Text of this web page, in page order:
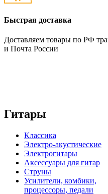
Быстрая доставка
Доставляем товары по РФ
и Почта России
Гитары
Классика
Электро-акустические
Электрогитары
Аксессуары для гитар
Струны
Усилители, комбики,
процессоры, педали